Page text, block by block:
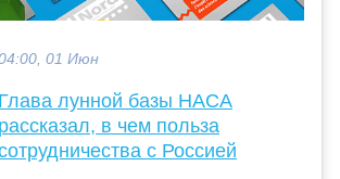
01 Июн
Глава лунной базы НАСА
рассказал, в чем польза
с Россией